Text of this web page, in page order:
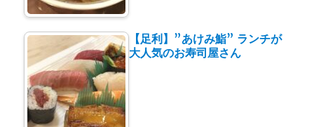
【足利】”あけみ鮨” ランチが
大人気のお寿司屋さん